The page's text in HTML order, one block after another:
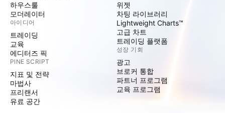
하우스룰
모더레이터
아이디어
트레이딩
교육
에디터즈 픽
PINE SCRIPT
지표 및 전략
마법사
프리랜서
유료 공간
위젯
차팅 라이브러리
Lightweight Charts™
고급 차트
트레이딩 플랫폼
성장 기회
광고
브로커 통합
파트너 프로그램
교육 프로그램